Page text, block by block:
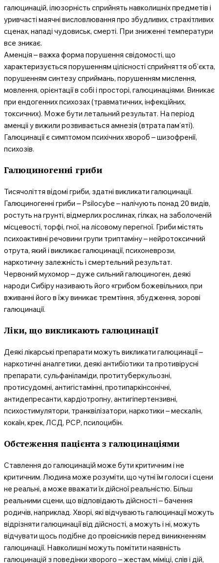
галюцинацій, ілюзорність сприйнять навколишніх предметів і
уривчасті маячні висловлювання про збудливих, страхітливих
сценах, нападі чудовиськ, смерті. При зниженні температури
все зникає.
Аменція – важка форма порушення свідомості, що
характеризується порушенням цілісності сприйняття об’єкта,
порушенням синтезу сприймань, порушенням мислення,
мовлення, орієнтації в собі і просторі, галюцинаціями. Виникає
при ендогенних психозах (травматичних, інфекційних,
токсичних). Може бути летальний результат. На період
аменціі у вижили розвивається амнезія (втрата пам’яті).
Галюцинації є симптомом психічних хвороб – шизофренії,
психозів.
Галюциногенні гриби
Тисячоліття відомі гриби, здатні викликати галюцинації.
Галюциногенні гриби – Psilocybe – налічують понад 20 видів,
ростуть на грунті, відмерлих рослинах, гілках, на заболоченій
місцевості, торфі, гної, на лісовому перегної. Гриби містять
психоактивні речовини групи триптаміну – нейротоксичний
отрута, який і викликає галюцинації, психоневрози,
наркотичну залежність і смертельний результат.
Червоний мухомор – дуже сильний галюциноген, деякі
народи Сибіру називають його «грибом божевільних», при
вживанні його в їжу виникає тремтіння, збудження, зорові
галюцинації.
Ліки, що викликають галюцинації
Деякі лікарські препарати можуть викликати галюцинації –
наркотичні аналгетики, деякі антибіотики та противірусні
препарати, сульфаніламіди, протитуберкульозні,
протисудомні, антигістамінні, протипаркінсонічні,
антидепресанти, кардіотропну, антигіпертензивні,
психостимулятори, транквілізатори, наркотики – мескалін,
кокаїн, крек, ЛСД, РСР, псилоцибін.
Обстеження пацієнта з галюцинаціями
Ставлення до галюцинацій може бути критичним і не
критичним. Людина може розуміти, що чутні їм голоси і сцени
не реальні, а може вважати їх дійсної реальністю. Більш
реальними сцени, що відповідають дійсності – бачення
родичів, наприклад. Хворі, які відчувають галюцинації можуть
відрізняти галюцинації від дійсності, а можуть і ні, можуть
відчувати щось подібне до провісників перед виникненням
галюцинації. Навколишні можуть помітити наявність
галюцинацій з поведінки хворого – жестам, міміці, слів і дій,